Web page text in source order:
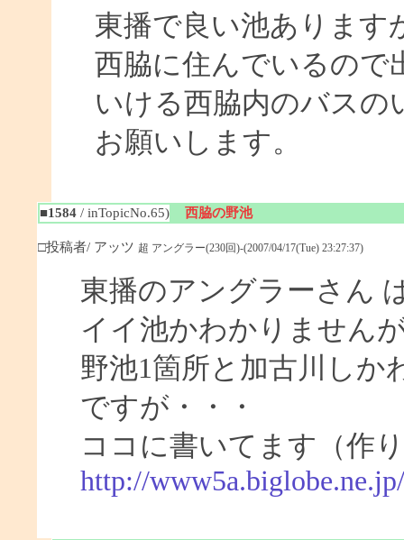
東播で良い池あります
西脇に住んでいるので
いける西脇内のバスの
お願いします。
■1584 / inTopicNo.65) 西脇の野池
□投稿者/ アッツ 超 アングラー(230回)-(2007/04/17(Tue) 23:27:37)
東播のアングラーさん
イイ池かわかりません
野池1箇所と加古川しか
ですが・・・
ココに書いてます（作
http://